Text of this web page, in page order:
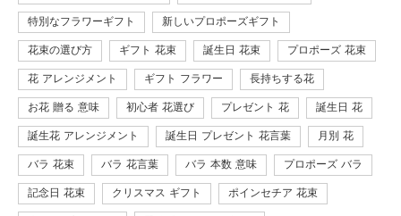
特別なフラワーギフト 新しいプロポーズギフト
花束の選び方 ギフト 花束 誕生日 花束 プロポーズ 花束
花 アレンジメント ギフト フラワー 長持ちする花
お花 贈る 意味 初心者 花選び プレゼント 花 誕生日 花
誕生花 アレンジメント 誕生日 プレゼント 花言葉 月別 花
バラ 花束 バラ 花言葉 バラ 本数 意味 プロポーズ バラ
記念日 花束 クリスマス ギフト ポインセチア 花束